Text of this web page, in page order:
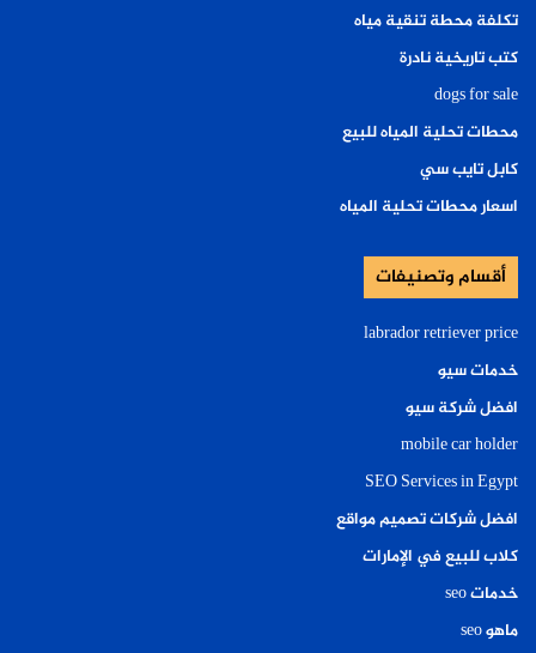
تكلفة محطة تنقية مياه
كتب تاريخية نادرة
dogs for sale
محطات تحلية المياه للبيع
كابل تايب سي
اسعار محطات تحلية المياه
أقسام وتصنيفات
labrador retriever price
خدمات سيو
افضل شركة سيو
mobile car holder
SEO Services in Egypt
افضل شركات تصميم مواقع
كلاب للبيع في الإمارات
خدمات seo
ماهو seo